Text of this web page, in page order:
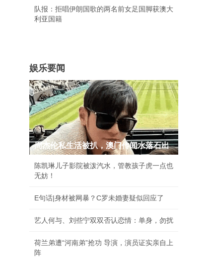
队报：拒唱伊朗国歌的两名前女足国脚获澳大
利亚国籍
娱乐要闻
周杰伦私生活被扒，澳门传闻水落石出
陈凯琳儿子影院被泼汽水，管教孩子虎一点也
无妨！
E句话|身材被网暴？C罗未婚妻疑似回应了
艺人何与、刘些宁双双否认恋情：单身，勿扰
荷兰弟遭“河南弟”抢功 导演，演员证实亲自上
阵